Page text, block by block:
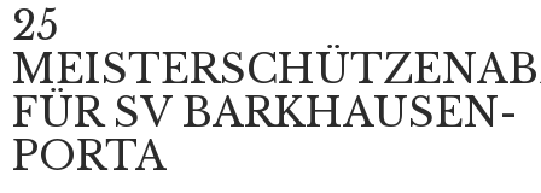
25
FÜR SV BARKHAUSEN-
PORTA